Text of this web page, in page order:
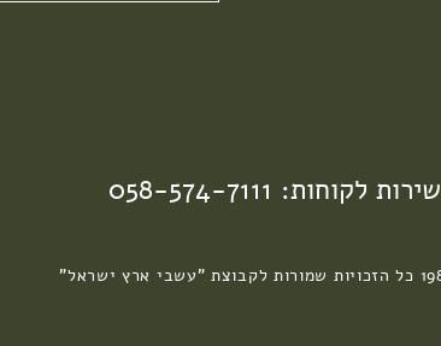
058-574-7111 :שירות לקוחות